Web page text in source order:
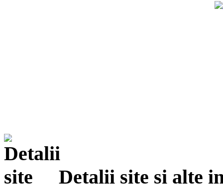
Detalii site si alte